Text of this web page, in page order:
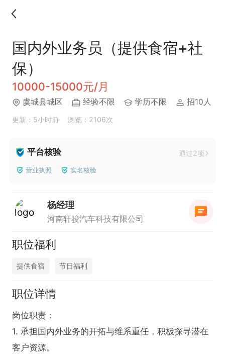
国内外业务员（提供食宿+社
保）
10000-15000元/月
虞城县城区 经验不限 学历不限 招10人
更新：5小时前 浏览：2106次
平台核验 通过2项
营业执照 实名核验
杨经理
河南轩骏汽车科技有限公司
职位福利
提供食宿 节日福利
职位详情
岗位职责：
1. 承担国内外业务的开拓与维系重任，积极探寻潜在
客户资源。